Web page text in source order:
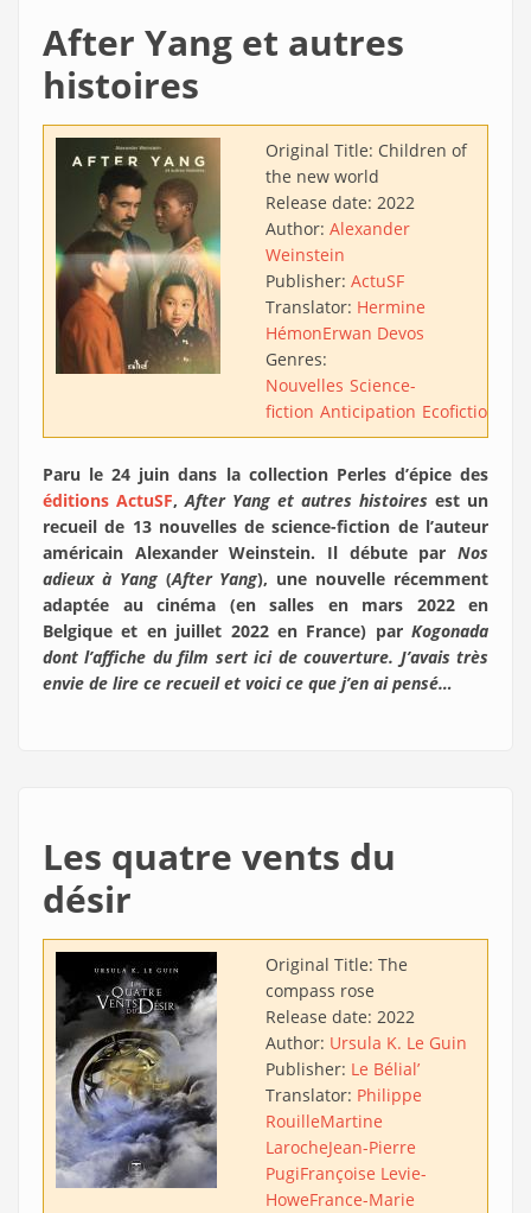
After Yang et autres
histoires
Original Title: Children of
the new world
Release date: 2022
Author: Alexander
Weinstein
Publisher: ActuSF
Translator: Hermine
HémonErwan Devos
Genres:
Nouvelles Science-
fiction Anticipation Ecofiction
Paru le 24 juin dans la collection Perles d’épice des
éditions ActuSF,After Yang et autres histoires est un
recueil de 13 nouvelles de science-fiction de l’auteur
américain Alexander Weinstein. Il débute par Nos
adieux à Yang(After Yang), une nouvelle récemment
adaptée au cinéma (en salles en mars 2022 en
Belgique et en juillet 2022 en France) par Kogonada
dont l’affiche du film sert ici de couverture. J’avais très
envie de lire ce recueil et voici ce que j’en ai pensé…
Les quatre vents du
désir
Original Title: The
compass rose
Release date: 2022
Author: Ursula K. Le Guin
Publisher: Le Bélial’
Translator: Philippe
RouilleMartine
LarocheJean-Pierre
PugiFrançoise Levie-
HoweFrance-Marie